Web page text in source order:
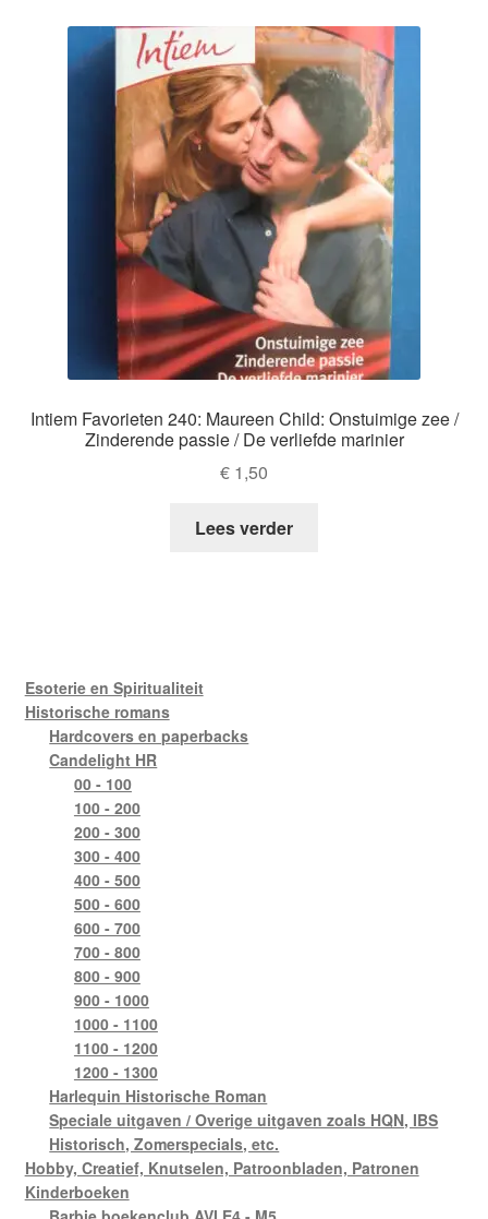
Intiem Favorieten 240: Maureen Child: Onstuimige zee /
Zinderende passie / De verliefde marinier
€ 1,50
Lees verder
Esoterie en Spiritualiteit
Historische romans
Hardcovers en paperbacks
Candelight HR
00 - 100
100 - 200
200 - 300
300 - 400
400 - 500
500 - 600
600 - 700
700 - 800
800 - 900
900 - 1000
1000 - 1100
1100 - 1200
1200 - 1300
Harlequin Historische Roman
Speciale uitgaven / Overige uitgaven zoals HQN, IBS
Historisch, Zomerspecials, etc.
Hobby, Creatief, Knutselen, Patroonbladen, Patronen
Kinderboeken